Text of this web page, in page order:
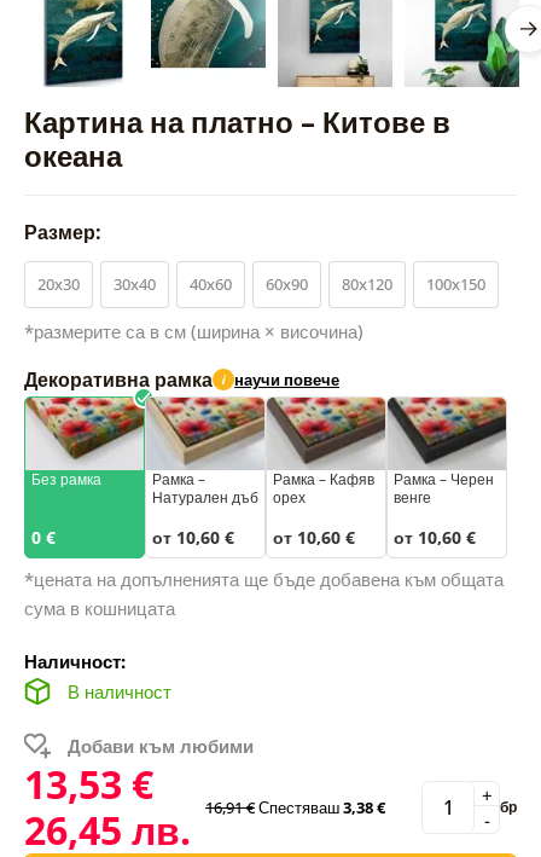
Картина на платно – Китове в
океана
Размер:
20x30 30x40 40x60 60x90 80x120 100x150
*размерите са в см (ширина × височина)
Декоративна рамка i научи повече
Без рамка
0 €
Рамка –
Натурален дъб
от 10,60 €
Рамка – Кафяв
орех
от 10,60 €
Рамка – Черен
венге
от 10,60 €
*цената на допълненията ще бъде добавена към общата
сума в кошницата
Наличност:
В наличност
Добави към любими
13,53 €
26,45 лв.
16,91 €Спестяваш3,38 € -
+ бр